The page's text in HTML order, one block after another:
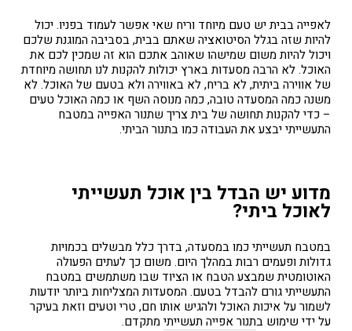
לאפייה בבית יש טעם מיוחד וריח שאי אפשר לעמוד בפניו. יכול
להיות שזה בגלל הסיטואציה שאתם בבית, בסביבה המוגנת שלכם
ויכול להיות משום שמישהו שאוהב אתכם הוא זה שמכין לכם את
האוכל. לא הרבה מסעדות בארץ יכולות להקנות לנו תחושה מיוחדת
של אווירה ביתית, לא בריח, לא באווירה ולא בטעם של האוכל. לא
משנה כמה המסעדה טובה, כמה מנוסה השף או כמה האוכל טעים
– כדי להקנות תחושה של בית צריך שתנור האפייה במטבח
התעשייתי יבצע את העבודה כמו בתנור הביתי.
מדוע יש הבדל בין אוכל תעשייתי
לאוכל ביתי?
במטבח תעשייתי כמו במסעדה, בדרך כלל מבשלים בכמויות
גדולות ופעמים רבות במהלך היום. משום כך לעתים הפעולה
האוטומטית שמבצע הטבח או הציוד שבו משתמשים במטבח
התעשייתי גורם להבדל בטעם. המסעדות המצליחות ביותר יודעות
לשמור על איכות האוכל ולהגיש אותו חם, טרי וטעים וזאת בעיקר
על ידי שימוש בתנור אפייה תעשייתימתקדם.